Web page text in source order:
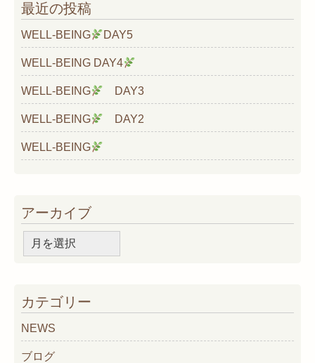
最近の投稿
WELL-BEING DAY5
WELL-BEING DAY4
WELL-BEING DAY3
WELL-BEING DAY2
WELL-BEING
アーカイブ
ー
ブ
カテゴリー
NEWS
ブログ